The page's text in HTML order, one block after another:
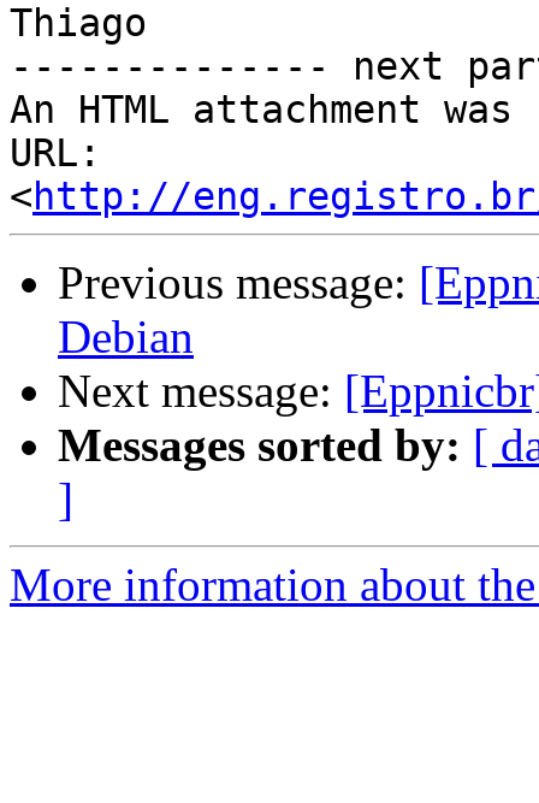
Thiago
-------------- next
An HTML attachment
URL:
<http://eng.registro.br/
Previous message:
Debian
Next message:
Messages sorted by: [
]
More information about